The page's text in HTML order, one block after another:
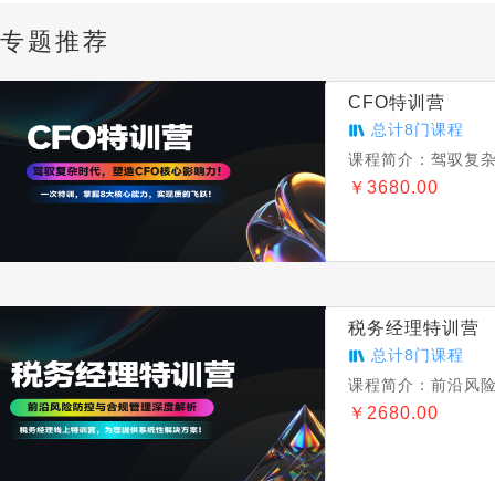
专题推荐
CFO特训营
总计8门课程
课程简介： 驾驭复
￥ 3680.00
税务经理特训营
总计8门课程
课程简介： 前沿风
￥ 2680.00